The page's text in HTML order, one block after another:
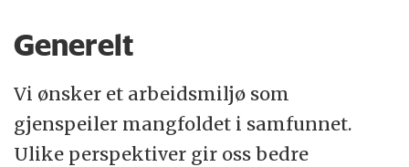
Generelt
Vi ønsker et arbeidsmiljø som
gjenspeiler mangfoldet i samfunnet.
Ulike perspektiver gir oss bedre